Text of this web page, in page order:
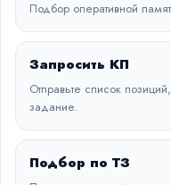
Подбор оперативной
Запросить КП
Отправьте список
задание.
Подбор по ТЗ